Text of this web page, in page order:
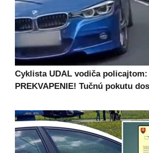
Cyklista UDAL vodiča policajtom:
PREKVAPENIE! Tučnú pokutu